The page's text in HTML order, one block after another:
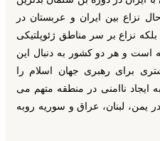
نزاع بین ایران و عربستان در
نزاع بر سر مناطق ژئوپلتیکی
است و هر دو کشور به دنبال این
برای رهبری جهان اسلام را
ایجاد ناامنی در منطقه متهم می
یمن، لبنان، عراق و سوریه روبه